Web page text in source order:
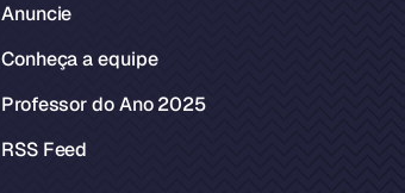
Anuncie
Conheça a equipe
Professor do Ano 2025
RSS Feed